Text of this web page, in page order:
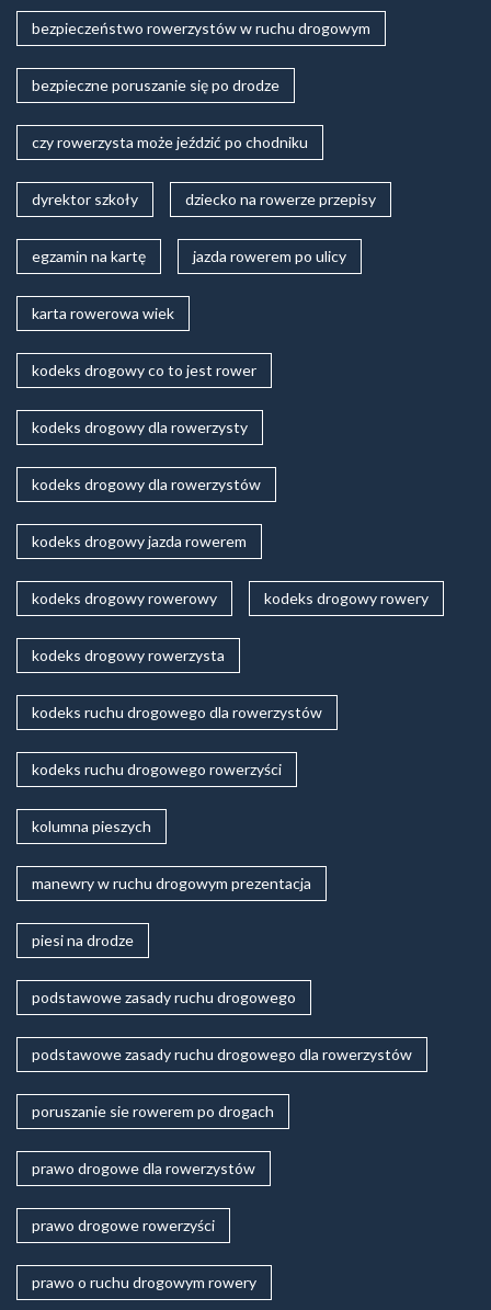
bezpieczeństwo rowerzystów w ruchu drogowym
bezpieczne poruszanie się po drodze
czy rowerzysta może jeździć po chodniku
dyrektor szkoły dziecko na rowerze przepisy
egzamin na kartę jazda rowerem po ulicy
karta rowerowa wiek
kodeks drogowy co to jest rower
kodeks drogowy dla rowerzysty
kodeks drogowy dla rowerzystów
kodeks drogowy jazda rowerem
kodeks drogowy rowerowy kodeks drogowy rowery
kodeks drogowy rowerzysta
kodeks ruchu drogowego dla rowerzystów
kodeks ruchu drogowego rowerzyści
kolumna pieszych
manewry w ruchu drogowym prezentacja
piesi na drodze
podstawowe zasady ruchu drogowego
podstawowe zasady ruchu drogowego dla rowerzystów
poruszanie sie rowerem po drogach
prawo drogowe dla rowerzystów
prawo drogowe rowerzyści
prawo o ruchu drogowym rowery